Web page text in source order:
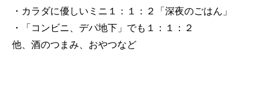
・カラダに優しいミニ１：１：２「深夜のごはん」
・「コンビニ、デパ地下」でも１：１：２
他、酒のつまみ、おやつなど